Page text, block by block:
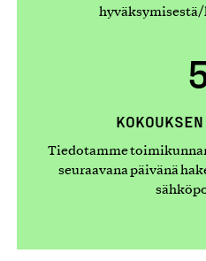
Tiedotamme
seuraavana päivänä